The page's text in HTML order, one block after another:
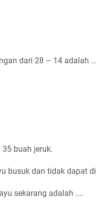
dari 28 – 14 adalah
buah jeruk.
busuk dan tidak dapat
sekarang adalah ....